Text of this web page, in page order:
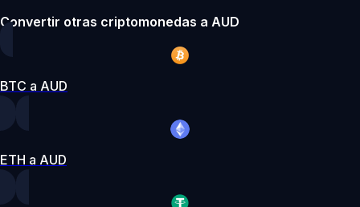
Convertir otras criptomonedas a AUD
BTC a AUD
ETH a AUD